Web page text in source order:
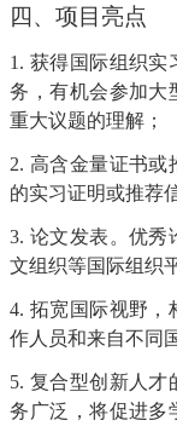
四、项目亮点
1. 获得国际组织实
务，有机会参加大
重大议题的理解 ；
2. 高含金量证书或
的实习证明或推荐
3. 论文发表。优秀
文组织等国际组织
4. 拓宽国际视野，
作人员和来自不同
5. 复合型创新人才
务广泛，将促进多